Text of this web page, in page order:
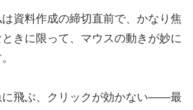
資料作成の締切直前で、かなり焦
きに限って、マウスの動きが妙に
に飛ぶ、クリックが効かない――最